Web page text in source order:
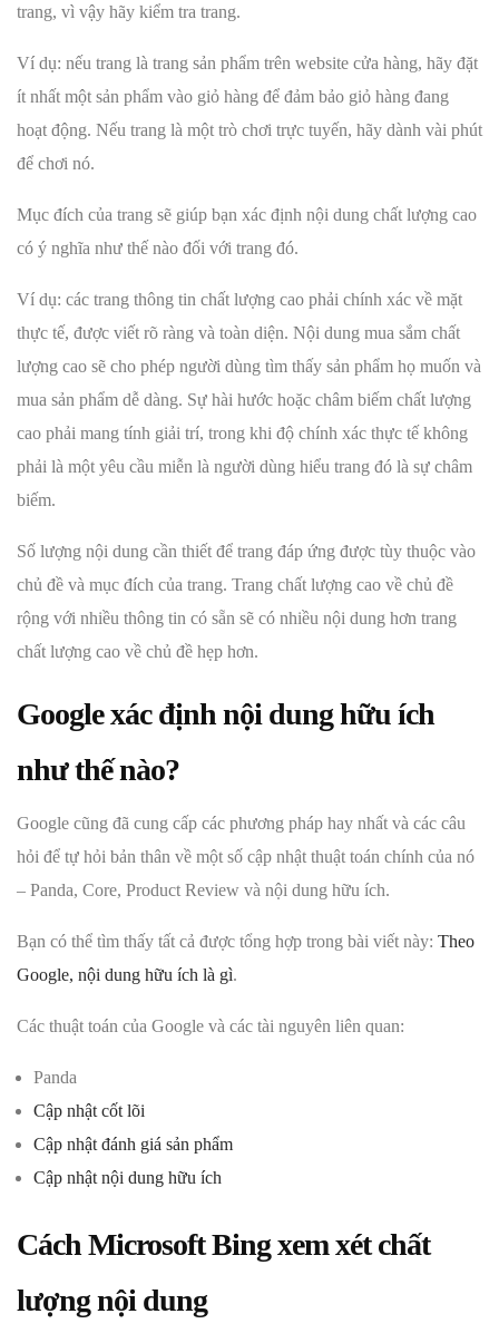
trang, vì vậy hãy kiểm tra trang.
Ví dụ: nếu trang là trang sản phẩm trên website cửa hàng, hãy đặt
ít nhất một sản phẩm vào giỏ hàng để đảm bảo giỏ hàng đang
hoạt động. Nếu trang là một trò chơi trực tuyến, hãy dành vài phút
để chơi nó.
Mục đích của trang sẽ giúp bạn xác định nội dung chất lượng cao
có ý nghĩa như thế nào đối với trang đó.
Ví dụ: các trang thông tin chất lượng cao phải chính xác về mặt
thực tế, được viết rõ ràng và toàn diện. Nội dung mua sắm chất
lượng cao sẽ cho phép người dùng tìm thấy sản phẩm họ muốn và
mua sản phẩm dễ dàng. Sự hài hước hoặc châm biếm chất lượng
cao phải mang tính giải trí, trong khi độ chính xác thực tế không
phải là một yêu cầu miễn là người dùng hiểu trang đó là sự châm
biếm.
Số lượng nội dung cần thiết để trang đáp ứng được tùy thuộc vào
chủ đề và mục đích của trang. Trang chất lượng cao về chủ đề
rộng với nhiều thông tin có sẵn sẽ có nhiều nội dung hơn trang
chất lượng cao về chủ đề hẹp hơn.
Google xác định nội dung hữu ích
như thế nào?
Google cũng đã cung cấp các phương pháp hay nhất và các câu
hỏi để tự hỏi bản thân về một số cập nhật thuật toán chính của nó
– Panda, Core, Product Review và nội dung hữu ích.
Bạn có thể tìm thấy tất cả được tổng hợp trong bài viết này: Theo
Google, nội dung hữu ích là gì.
Các thuật toán của Google và các tài nguyên liên quan:
Panda
Cập nhật cốt lõi
Cập nhật đánh giá sản phẩm
Cập nhật nội dung hữu ích
Cách Microsoft Bing xem xét chất
lượng nội dung